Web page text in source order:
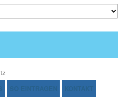
SO EINTRAGEN KONTAKT